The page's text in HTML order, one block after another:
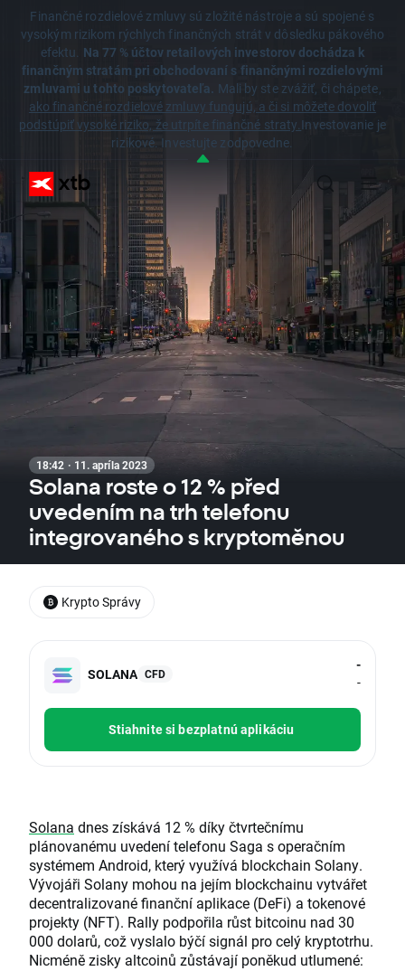
Finančné rozdielové zmluvy sú zložité nástroje a sú spojené s
vysokým rizikom rýchlych finančných strát v dôsledku pákového
efektu. Na 77 % účtov retailových investorov dochádza k
finančným stratám pri obchodovaní s finančnými rozdielovými
zmluvami u tohto poskytovateľa. Mali by ste zvážiť, či chápete,
ako finančné rozdielové zmluvy fungujú, a či si môžete dovoliť
podstúpiť vysoké riziko, že utrpíte finančné straty.Investovanie je
rizikové. Investujte zodpovedne.
18:42 · 11. apríla 2023
Solana roste o 12 % před
uvedením na trh telefonu
integrovaného s kryptoměnou
SOLANA CFD
-
-
Stiahnite si bezplatnú aplikáciu
Solana dnes získává 12 % díky čtvrtečnímu
plánovanému uvedení telefonu Saga s operačním
systémem Android, který využívá blockchain Solany.
Vývojáři Solany mohou na jejím blockchainu vytvářet
decentralizované finanční aplikace (DeFi) a tokenové
projekty (NFT). Rally podpořila růst bitcoinu nad 30
000 dolarů, což vyslalo býčí signál pro celý kryptotrhu.
Nicméně zisky altcoinů zůstávají poněkud utlumené:
Krypto Správy